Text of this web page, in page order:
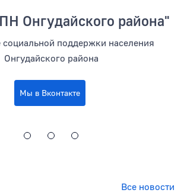
Онгудайского района"
поддержки населения
Онгудайского района
Мы в Вконтакте
Все новости